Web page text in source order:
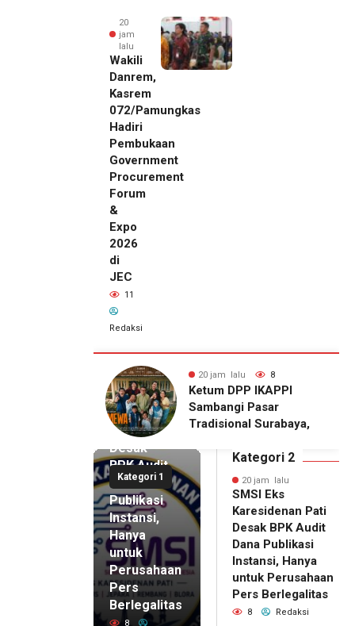
20
jam
lalu
Wakili
Danrem,
Kasrem
072/Pamungkas
Hadiri
Pembukaan
Government
Procurement
Forum
&
Expo
2026
di
JEC
11
Redaksi
20 jam lalu 11
Wakili Danrem, Kasrem
072/Pamungkas Hadiri
Pembukaan Government
Expo 2026 di JEC
Kategori 1
20 jam lalu
SMSI Eks
Karesidenan
Pati
Desak
BPK Audit
Dana
Publikasi
Instansi,
Hanya
untuk
Perusahaan
Pers
Berlegalitas
8
20 jam lalu
Ketum
DPP
Kategori 2
20 jam lalu
SMSI Eks
Karesidenan Pati
Desak BPK Audit
Dana Publikasi
Instansi, Hanya
untuk Perusahaan
Pers Berlegalitas
8 Redaksi